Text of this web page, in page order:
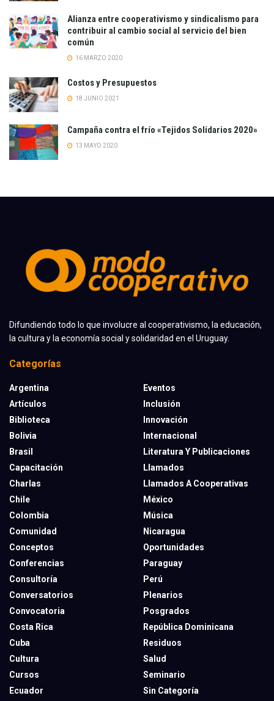
Alianza entre cooperativismo y sindicalismo para
contribuir al cambio social al servicio del bien
común
16 MARZO 2020
Costos y Presupuestos
18 JUNIO 2021
Campaña contra el frío «Tejidos Solidarios 2020»
13 MAYO 2020
Difundiendo todo lo que involucre al cooperativismo, la educación,
la cultura y la economía social y solidaridad en el Uruguay.
Categorías
Argentina
Artículos
Biblioteca
Bolivia
Brasil
Capacitación
Charlas
Chile
Colombia
Comunidad
Conceptos
Conferencias
Consultoría
Conversatorios
Convocatoria
Costa Rica
Cuba
Cultura
Cursos
Ecuador
Eventos
Inclusión
Innovación
Internacional
Literatura Y Publicaciones
Llamados
Llamados A Cooperativas
México
Música
Nicaragua
Oportunidades
Paraguay
Perú
Plenarios
Posgrados
República Dominicana
Residuos
Salud
Seminario
Sin Categoría